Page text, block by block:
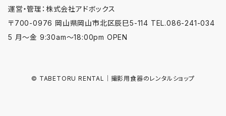
運営・管理：株式会社アドボックス
〒700-0976 岡山県岡山市北区辰巳5-114 TEL.086-241-034
5 月〜金 9:30am〜18:00pm OPEN
© TABETORU RENTAL｜撮影用食器のレンタルショップ